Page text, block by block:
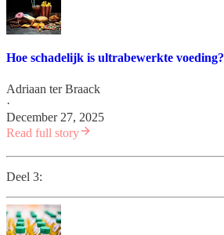
Hoe schadelijk is ultrabewerkte voeding?
Adriaan ter Braack
·
December 27, 2025
Read full story
Deel 3: